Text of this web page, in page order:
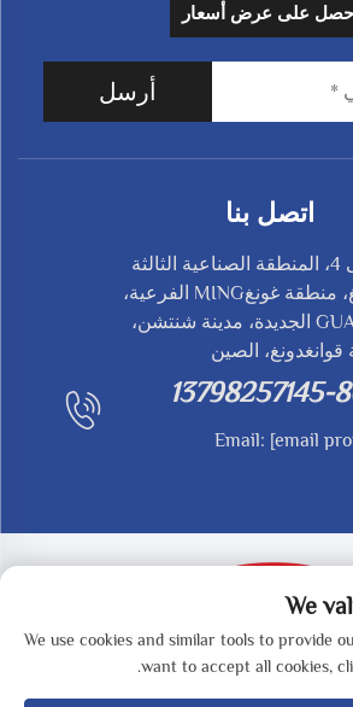
احصل على عرض أسعار
أرسل
اتصل بنا
Add: #803، المبنى 4، المنطقة الصناعية الثالثة
شياونان، قرية شانغ، منطقة غونغMING الفرعية،
منطقة GUANGMING الجديدة، مدينة شنتشن،
الصين
Email: [email
حقوق النشر © 2025 بواسطة SHENZHEN REDY-MED
سياسة الخصوصية
We
We use cookies and similar tools to provide
want to accept all cookies,